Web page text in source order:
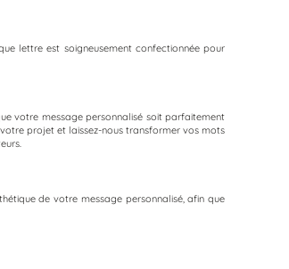
lettre est soigneusement confectionnée pour
votre message personnalisé soit parfaitement
projet et laissez-nous transformer vos mots
de votre message personnalisé, afin que